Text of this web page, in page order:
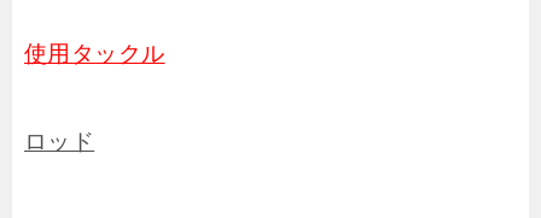
使用タックル
ロッド